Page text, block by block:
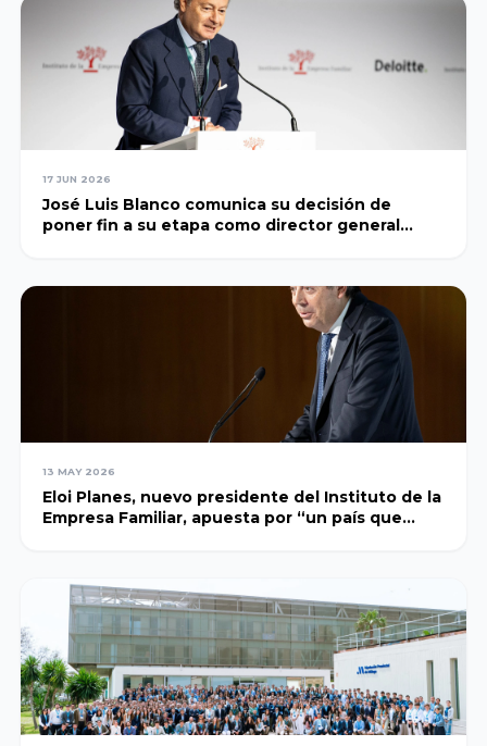
Universidad de
Almería
Universidad de
Universidad de
Huelva
Universidad de
Universidad de
Universidad de
Sevilla
Universidad de
17 JUN 2026
José Luis Blanco comunica su decisión de
poner fin a su etapa como director general
13 MAY 2026
Eloi Planes, nuevo presidente del Instituto de la
Empresa Familiar, apuesta por “un país que